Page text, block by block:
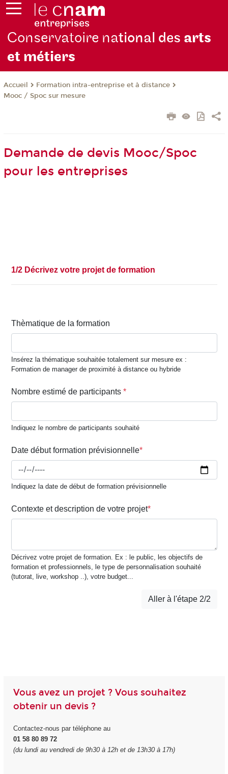
Conservatoire national des arts
et métiers
Accueil
Formation intra-entreprise et à distance
Mooc / Spoc sur mesure
Demande de devis Mooc/Spoc
pour les entreprises
Vous avez un projet ? Vous souhaitez
obtenir un devis ?
Contactez-nous par téléphone au
01 58 80 89 72
(du lundi au vendredi de 9h30 à 12h et de 13h30 à 17h)